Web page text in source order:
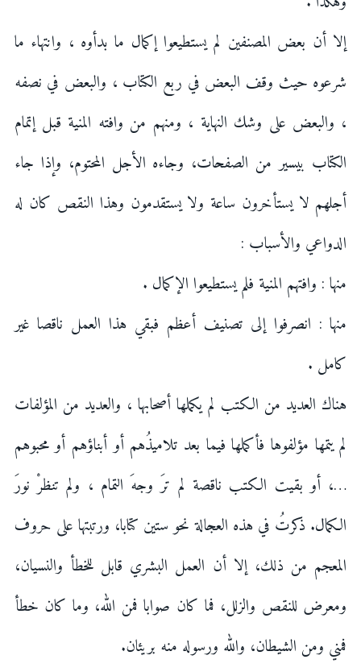
إلا أن بعض المصنفين لم يستطيعوا إكمال ما بدأوه ، وانتهاء ما
شرعوه حيث وقف البعض في ربع الكتاب ، والبعض في نصفه
، والبعض على وشك النهاية ، ومنهم من وافته المنية قبل إتمام
الكتاب بيسير من الصفحات، وجاءه الأجل المحتوم، وإذا جاء
أجلهم لا يستأخرون ساعة ولا يستقدمون وهذا النقص كان له
الدواعي والأسباب :
منها : وافتهم المنية فلم يستطيعوا الإكمال .
منها : انصرفوا إلى تصنيف أعظم فبقي هذا العمل ناقصا غير
كامل .
هناك العديد من الكتب لم يكملها أصحابها ، والعديد من المؤلفات
لم يتمها مؤلفوها فأكملها فيما بعد تلاميذُهم أو أبناؤهم أو محبوهم
…، أو بقيت الكتب ناقصة لم ترَ وجهَ التمام ، ولم تنظرْ نورَ
الكمال. ذكرتُ في هذه العجالة نحو ستين كتابا، ورتبتها على حروف
المعجم من ذلك، إلا أن العمل البشري قابل للخطأ والنسيان،
ومعرض للنقص والزلل، فما كان صوابا فمن الله، وما كان خطأ
فمني ومن الشيطان، والله ورسوله منه بريئان.